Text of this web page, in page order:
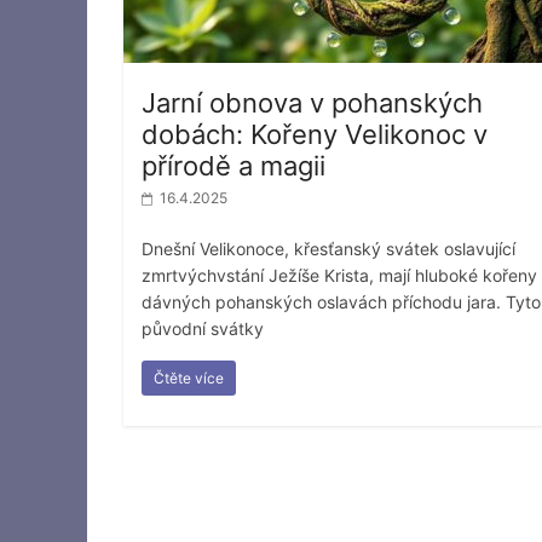
Jarní obnova v pohanských
dobách: Kořeny Velikonoc v
přírodě a magii
16.4.2025
Dnešní Velikonoce, křesťanský svátek oslavující
zmrtvýchvstání Ježíše Krista, mají hluboké kořeny
dávných pohanských oslavách příchodu jara. Tyto
původní svátky
Čtěte více